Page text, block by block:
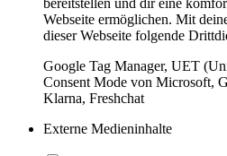
Webseite ermöglichen. Mit
dieser Webseite folgende
Google Tag Manager, UET
Consent Mode von Microsoft,
Klarna, Freshchat
Externe Medieninhalte